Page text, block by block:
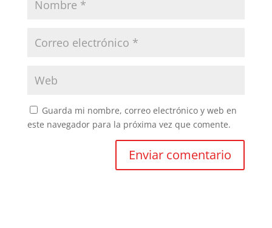
Guarda mi nombre, correo electrónico y web en
este navegador para la próxima vez que comente.